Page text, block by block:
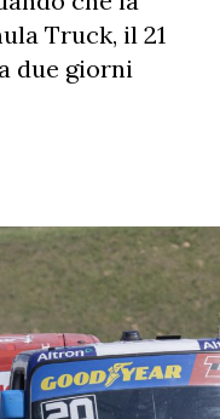
Truck, il 21
due giorni